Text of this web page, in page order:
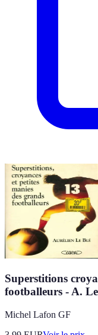
Superstitions
footballeurs - A.
Michel Lafon GF